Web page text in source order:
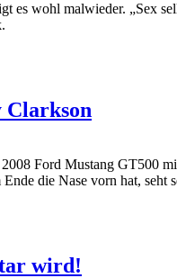
wohl malwieder. „Sex
Clarkson
Ford Mustang GT500
die Nase vorn hat, seht
wird!